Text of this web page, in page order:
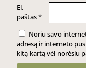
El.
paštas*
Noriu savo
adresą ir interneto
kitą kartą vėl norėsiu